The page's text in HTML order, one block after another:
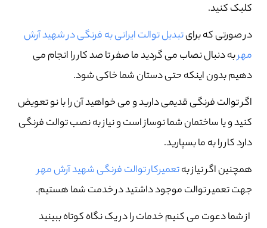
کلیک کنید.
در صورتی که برایتبدیل توالت ایرانی به فرنگی در شهيد آرش
مهربه دنبال نصاب می گردید ما صفر تا صد کار را انجام می
دهیم بدون اینکه حتی دستان شما خاکی شود.
اگر توالت فرنگی قدیمی دارید و می خواهید آن را با نو تعویض
کنید و یا ساختمان شما نوساز است و نیاز به نصب توالت فرنگی
دارد کار را به ما بسپارید.
همچنین اگر نیاز بهتعمیرکار توالت فرنگی شهيد آرش مهر
جهت تعمیر توالت موجود داشتید در خدمت شما هستیم.
از شما دعوت می کنیم خدمات را در یک نگاه کوتاه ببینید